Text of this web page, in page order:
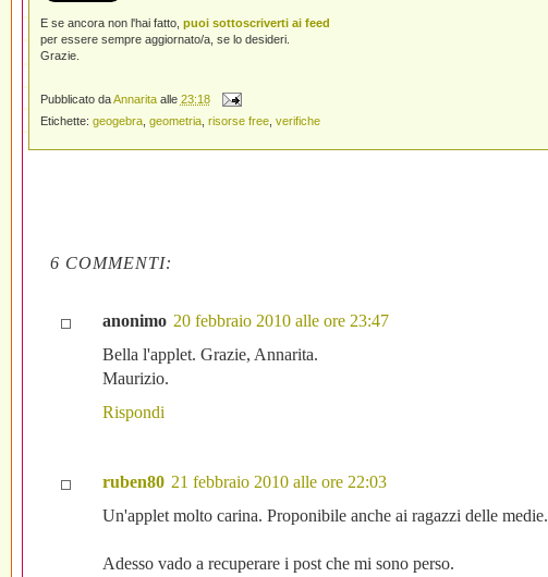
E se ancora non l'hai fatto, puoi sottoscriverti ai feed
per essere sempre aggiornato/a, se lo desideri.
Grazie.
Pubblicato daAnnarita alle 23:18
Etichette: geogebra, geometria, risorse free, verifiche
6 COMMENTI:
anonimo 20 febbraio 2010 alle ore 23:47
Bella l'applet. Grazie, Annarita.
Maurizio.
Rispondi
ruben80 21 febbraio 2010 alle ore 22:03
Un'applet molto carina. Proponibile anche ai ragazzi delle medie.
Adesso vado a recuperare i post che mi sono perso.